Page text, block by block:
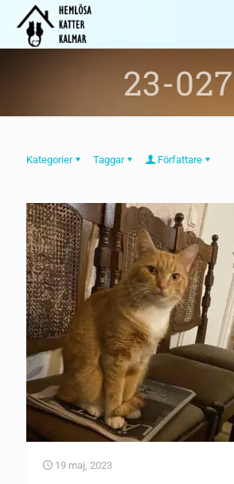
23-027
Kategorier Taggar Författare
19 maj, 2023